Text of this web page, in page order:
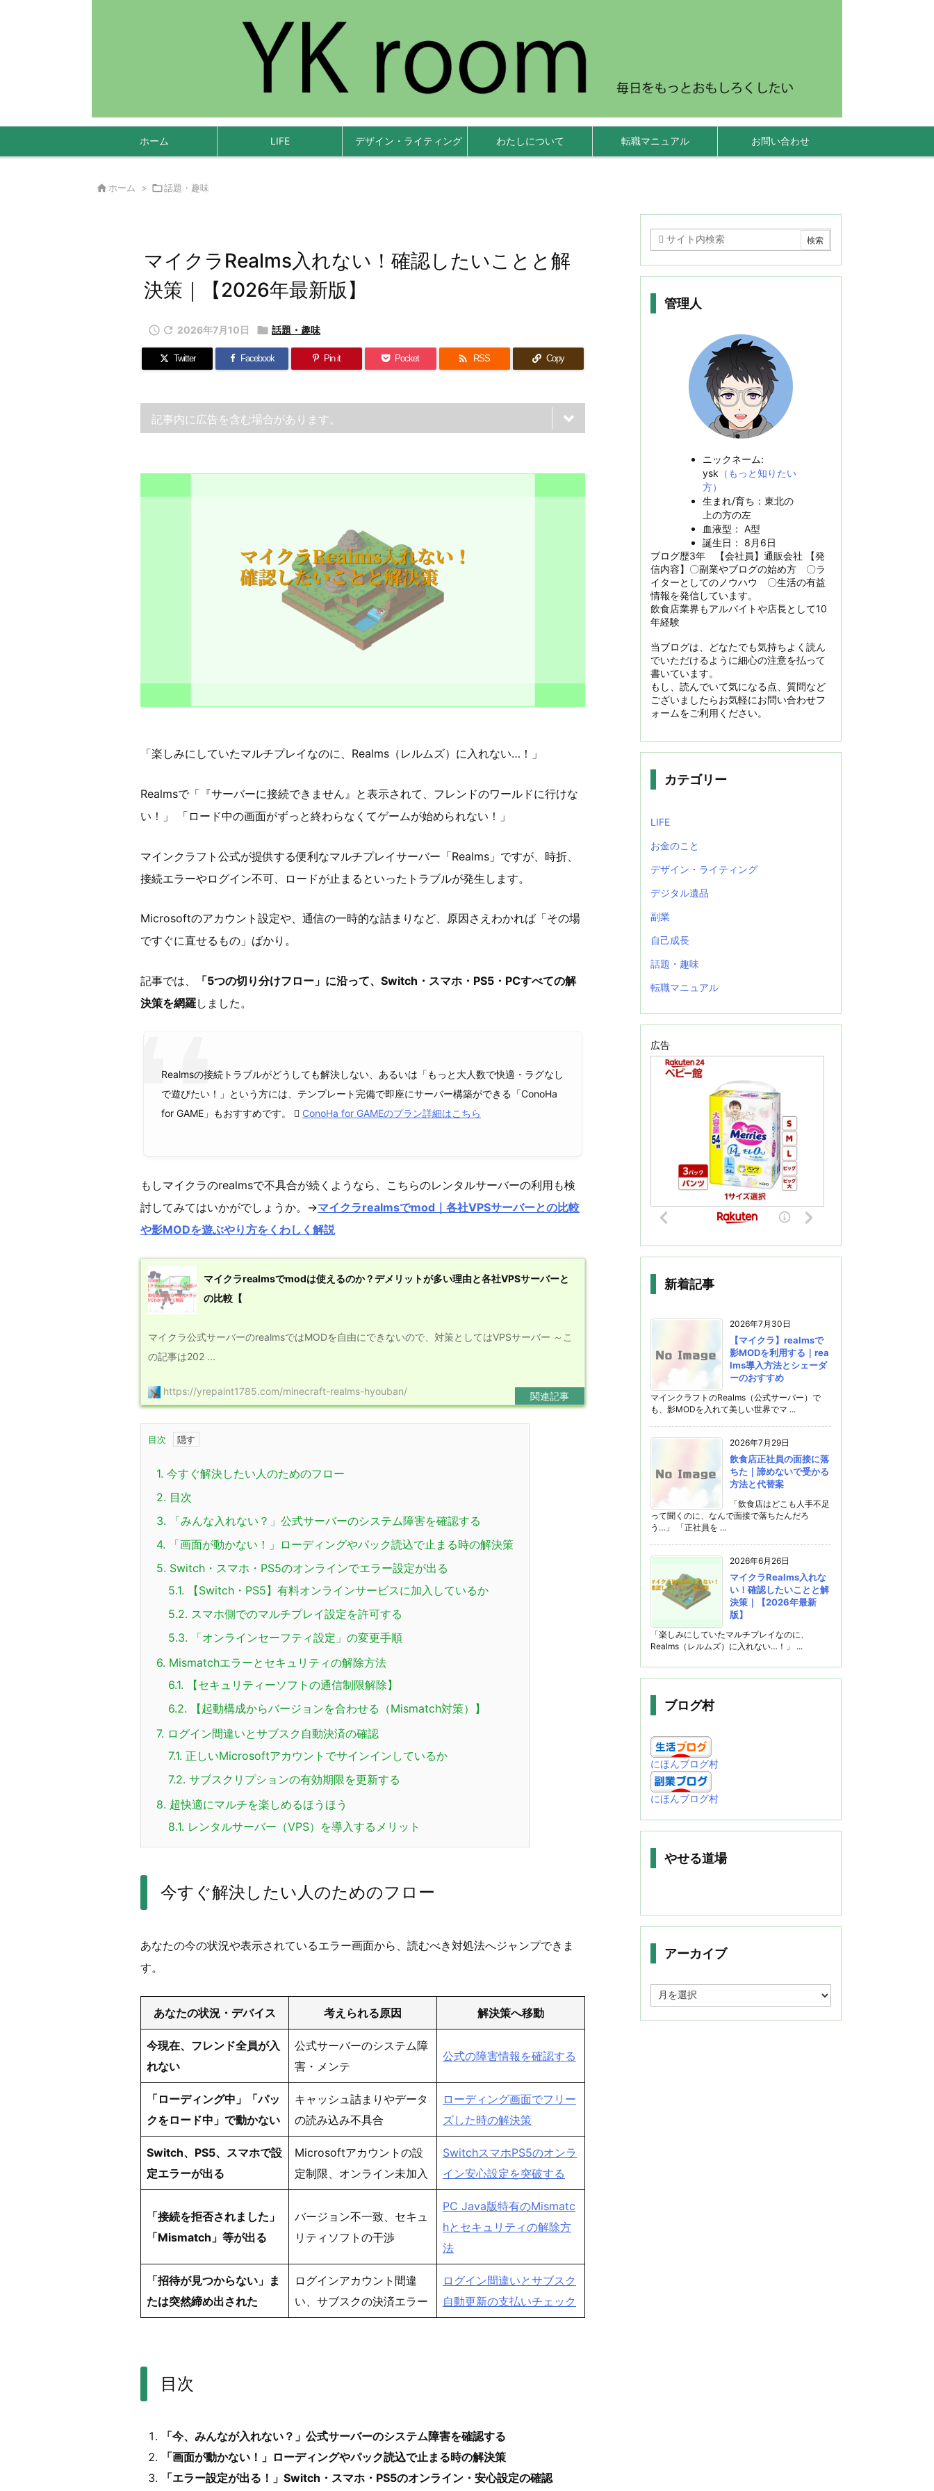
ホーム LIFE デザイン・ライティング わたしについて 転職マニュアル お問い合わせ
 ホーム > 話題・趣味
マイクラRealms入れない！確認したいことと解
決策｜【2026年最新版】
  2026年7月10日  話題・趣味
Twitter Facebook Pin it Pocket  RSS Copy
記事内に広告を含む場合があります。
「楽しみにしていたマルチプレイなのに、Realms（レルムズ）に入れない…！」
Realmsで「『サーバーに接続できません』と表示されて、フレンドのワールドに行けな
い！」 「ロード中の画面がずっと終わらなくてゲームが始められない！」
マインクラフト公式が提供する便利なマルチプレイサーバー「Realms」ですが、時折、
接続エラーやログイン不可、ロードが止まるといったトラブルが発生します。
Microsoftのアカウント設定や、通信の一時的な詰まりなど、原因さえわかれば「その場
ですぐに直せるもの」ばかり。
記事では、
「5つの切り分けフロー」に沿って、Switch・スマホ・PS5・PCすべての解
決策を網羅しました。
Realmsの接続トラブルがどうしても解決しない、あるいは「もっと大人数で快適・ラグなし
で遊びたい！」という方には、テンプレート完備で即座にサーバー構築ができる「ConoHa
for GAME」もおすすめです。  ConoHa for GAMEのプラン詳細はこちら
もしマイクラのrealmsで不具合が続くようなら、こちらのレンタルサーバーの利用も検
討してみてはいかがでしょうか。→マイクラrealmsでmod｜各社VPSサーバーとの比較
や影MODを遊ぶやり方をくわしく解説
マイクラrealmsでmodは使えるのか？デメリットが多い理由と各社VPSサーバーと
の比較【
マイクラ公式サーバーのrealmsではMODを自由にできないので、対策としてはVPSサーバー ～こ
の記事は202 ...
https://yrepaint1785.com/minecraft-realms-hyouban/
目次
1. 今すぐ解決したい人のためのフロー
2. 目次
3. 「みんな入れない？」公式サーバーのシステム障害を確認する
4. 「画面が動かない！」ローディングやパック読込で止まる時の解決策
5. Switch・スマホ・PS5のオンラインでエラー設定が出る
5.1. 【Switch・PS5】有料オンラインサービスに加入しているか
5.2. スマホ側でのマルチプレイ設定を許可する
5.3. 「オンラインセーフティ設定」の変更手順
6. Mismatchエラーとセキュリティの解除方法
6.1. 【セキュリティーソフトの通信制限解除】
6.2. 【起動構成からバージョンを合わせる（Mismatch対策）】
7. ログイン間違いとサブスク自動決済の確認
7.1. 正しいMicrosoftアカウントでサインインしているか
7.2. サブスクリプションの有効期限を更新する
8. 超快適にマルチを楽しめるほうほう
8.1. レンタルサーバー（VPS）を導入するメリット
今すぐ解決したい人のためのフロー
あなたの今の状況や表示されているエラー画面から、読むべき対処法へジャンプできま
す。
あなたの状況・デバイス 考えられる原因 解決策へ移動
今現在、フレンド全員が入
れない
公式サーバーのシステム障
害・メンテ
公式の障害情報を確認する
「ローディング中」「パッ
クをロード中」で動かない
キャッシュ詰まりやデータ
の読み込み不具合
ローディング画面でフリー
ズした時の解決策
Switch、PS5、スマホで設
定エラーが出る
Microsoftアカウントの設
定制限、オンライン未加入
SwitchスマホPS5のオンラ
イン安心設定を突破する
「接続を拒否されました」
「Mismatch」等が出る
バージョン不一致、セキュ
リティソフトの干渉
PC Java版特有のMismatc
hとセキュリティの解除方
法
「招待が見つからない」ま
たは突然締め出された
ログインアカウント間違
い、サブスクの決済エラー
ログイン間違いとサブスク
自動更新の支払いチェック
目次
「今、みんなが入れない？」公式サーバーのシステム障害を確認する
「画面が動かない！」ローディングやパック読込で止まる時の解決策
「エラー設定が出る！」Switch・スマホ・PS5のオンライン・安心設定の確認
管理人
ニックネーム:
ysk （もっと知りたい
方）
生まれ/育ち：東北の
上の方の左
血液型： A型
誕生日： 8月6日
ブログ歴3年 【会社員】通販会社 【発
信内容】〇副業やブログの始め方 〇ラ
イターとしてのノウハウ 〇生活の有益
情報を発信しています。
飲食店業界もアルバイトや店長として10
年経験
当ブログは、どなたでも気持ちよく読ん
でいただけるように細心の注意を払って
書いています。
もし、読んでいて気になる点、質問など
ございましたらお気軽にお問い合わせフ
ォームをご利用ください。
カテゴリー
LIFE
お金のこと
デザイン・ライティング
デジタル遺品
副業
自己成長
話題・趣味
転職マニュアル
広告
新着記事
2026年7月30日
【マイクラ】realmsで
影MODを利用する｜rea
lms導入方法とシェーダ
ーのおすすめ
マインクラフトのRealms（公式サーバー）で
も、影MODを入れて美しい世界でマ ...
2026年7月29日
飲食店正社員の面接に落
ちた｜諦めないで受かる
方法と代替案
「飲食店はどこも人手不足
って聞くのに、なんで面接で落ちたんだろ
う…」 「正社員を ...
2026年6月26日
マイクラRealms入れな
い！確認したいことと解
決策｜【2026年最新
版】
「楽しみにしていたマルチプレイなのに、
Realms（レルムズ）に入れない…！」 ...
ブログ村
にほんブログ村
にほんブログ村
やせる道場
アーカイブ
ー